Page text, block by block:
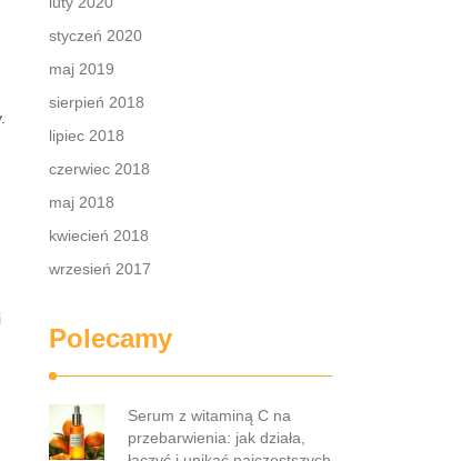
styczeń 2020
maj 2019
sierpień 2018
lipiec 2018
czerwiec 2018
maj 2018
kwiecień 2018
wrzesień 2017
Polecamy
Serum z witaminą C na
przebarwienia: jak działa,